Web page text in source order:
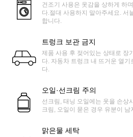
건조기 사용은 옷감을 상하게 하
다.절대 사용하지 말아주세요. 서
합니다.
트렁크 보관 금지
제품 사용 후 젖어있는 상태로 장
다. 자동차 트렁크 내 뜨거운 열기
다.
오일·선크림 주의
선크림, 태닝 오일에는 옷을 손상
크림, 오일이 묻은 경우 유분이
맑은물 세탁